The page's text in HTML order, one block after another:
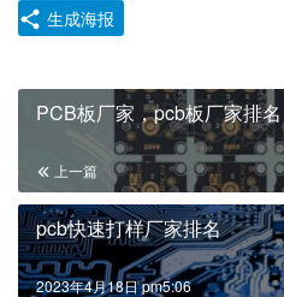
生成海报
PCB板厂家，pcb板厂家排名
上一篇
pcb快速打样厂家排名
2023年4月18日 pm5:06